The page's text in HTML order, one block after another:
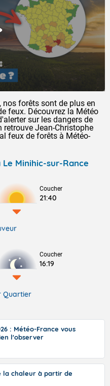
forêts sont de plus en
feux. Découvrez la Météo
sur les dangers de
Jean-Christophe
feux de forêts à Météo-
Minihic-sur-Rance
Coucher
21:40
Coucher
16:19
Quartier
: Météo-France vous
l'observer
la chaleur à partir de